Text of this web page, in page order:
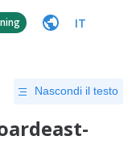
IT
Nascondi il testo